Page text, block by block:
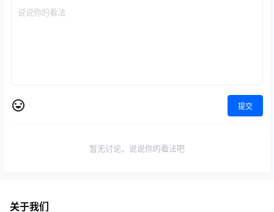
提交
暂无讨论，说说你的看法吧
关于我们